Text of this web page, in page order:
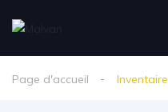
Page d'accueil Inventaire